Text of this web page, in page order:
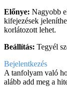
Előnye: Nagyobb
kifejezések
korlátozott lehet.
Beállítás: Tegyél
Bejelentkezés
A tanfolyam való
alább add meg a